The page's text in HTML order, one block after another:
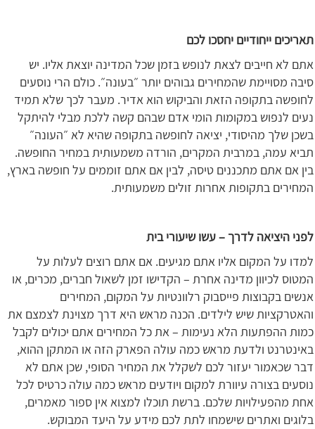
תאריכים ייחודיים יחסכו לכם
אתם לא חייבים לצאת לנופש בזמן שכל המדינה יוצאת אליו. יש
סיבה מסויימת שהמחירים גבוהים יותר ״בעונה״. כולם הרי נוסעים
לחופשה בתקופה הזאת והביקוש הוא אדיר. מעבר לכך שלא תמיד
נעים לנפוש במקומות הומי אדם שבהם קשה ללכת מבלי להיתקל
בשכן שלך מהיסודי, יציאה לחופשה בתקופה שהיא לא ״העונה״
תביא עמה, במרבית המקרים, הורדה משמעותית במחיר החופשה.
בין אם אתם מתכננים טיסה, לבין אם אתם זוממים על חופשה בארץ,
המחירים בתקופות אחרות זולים משמעותית.
לפני היציאה לדרך – עשו שיעורי בית
למדו על המקום אליו אתם מגיעים. אם אתם רוצים לעלות על
המטוס לכיוון מדינה אחרת – הקדישו זמן לשאול חברים, מכרים, או
אנשים בקבוצות פייסבוק רלוונטיות על המקום, המחירים
והאטרקציות שיש לילדים. הכנה מראש היא דרך מצוינת לצמצם את
כמות ההפתעות הלא נעימות – את כל המחירים אתם יכולים לקבל
באינטרנט ולדעת מראש כמה עולה הפארק הזה או המתקן ההוא,
דבר שכאמור יעזור לכם לשקלל את המחיר הסופי, שכן אתם לא
נוסעים בצורה עיוורת למקום ויודעים מראש כמה עולה כרטיס לכל
אחת מהפעילויות שלכם. ברשת תוכלו למצוא אין ספור מאמרים,
בלוגים ואתרים שישמחו לתת לכם מידע על היעד המבוקש.